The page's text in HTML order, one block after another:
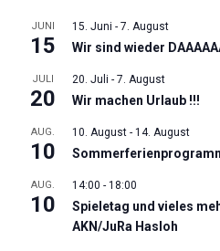
JUNI
15
15. Juni - 7. August
Wir sind wieder
JULI
20
20. Juli - 7. August
Wir machen Urlaub !!!
AUG.
10
10. August - 14. August
AUG.
10
14:00 - 18:00
Spieletag und vieles
AKN/JuRa Hasloh